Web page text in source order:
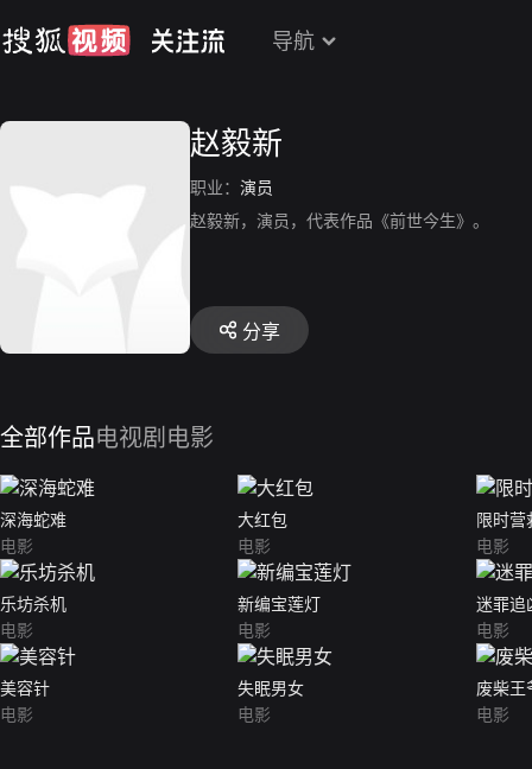
导航
赵毅新
职业： 演员
赵毅新，演员，代表作品《前世今生》。
分享
全部作品电视剧 电影
深海蛇难
电影
大红包
电影
限时营
电影
乐坊杀机
电影
新编宝莲灯
电影
迷罪追
电影
美容针
电影
失眠男女
电影
废柴王
电影